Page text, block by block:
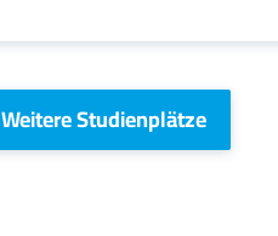
Weitere Studienplätze